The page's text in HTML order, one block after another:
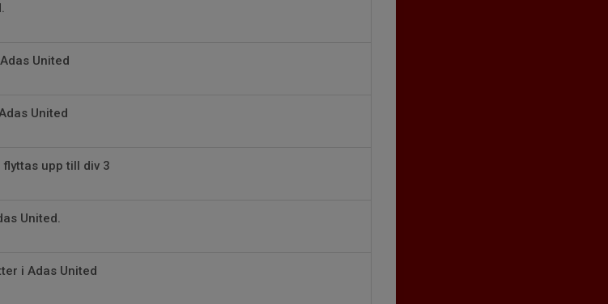
United
United
upp till div 3
United.
i Adas United